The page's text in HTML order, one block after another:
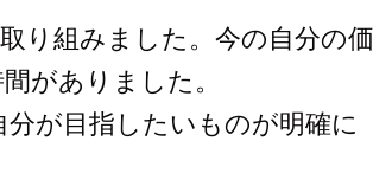
り組みました。今の自分の価
がありました。
が目指したいものが明確に